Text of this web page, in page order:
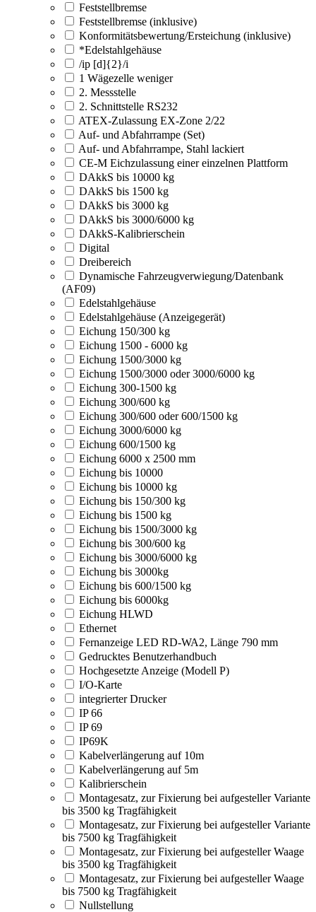
Feststellbremse
Feststellbremse (inklusive)
Konformitätsbewertung/Ersteichung (inklusive)
*Edelstahlgehäuse
/ip [d]{2}/i
1 Wägezelle weniger
2. Messstelle
2. Schnittstelle RS232
ATEX-Zulassung EX-Zone 2/22
Auf- und Abfahrrampe (Set)
Auf- und Abfahrrampe, Stahl lackiert
CE-M Eichzulassung einer einzelnen Plattform
DAkkS bis 10000 kg
DAkkS bis 1500 kg
DAkkS bis 3000 kg
DAkkS bis 3000/6000 kg
DAkkS-Kalibrierschein
Digital
Dreibereich
Dynamische Fahrzeugverwiegung/Datenbank
(AF09)
Edelstahlgehäuse
Edelstahlgehäuse (Anzeigegerät)
Eichung 150/300 kg
Eichung 1500 - 6000 kg
Eichung 1500/3000 kg
Eichung 1500/3000 oder 3000/6000 kg
Eichung 300-1500 kg
Eichung 300/600 kg
Eichung 300/600 oder 600/1500 kg
Eichung 3000/6000 kg
Eichung 600/1500 kg
Eichung 6000 x 2500 mm
Eichung bis 10000
Eichung bis 10000 kg
Eichung bis 150/300 kg
Eichung bis 1500 kg
Eichung bis 1500/3000 kg
Eichung bis 300/600 kg
Eichung bis 3000/6000 kg
Eichung bis 3000kg
Eichung bis 600/1500 kg
Eichung bis 6000kg
Eichung HLWD
Ethernet
Fernanzeige LED RD-WA2, Länge 790 mm
Gedrucktes Benutzerhandbuch
Hochgesetzte Anzeige (Modell P)
I/O-Karte
integrierter Drucker
IP 66
IP 69
IP69K
Kabelverlängerung auf 10m
Kabelverlängerung auf 5m
Kalibrierschein
Montagesatz, zur Fixierung bei aufgesteller Variante
bis 3500 kg Tragfähigkeit
Montagesatz, zur Fixierung bei aufgesteller Variante
bis 7500 kg Tragfähigkeit
Montagesatz, zur Fixierung bei aufgesteller Waage
bis 3500 kg Tragfähigkeit
Montagesatz, zur Fixierung bei aufgesteller Waage
bis 7500 kg Tragfähigkeit
Nullstellung